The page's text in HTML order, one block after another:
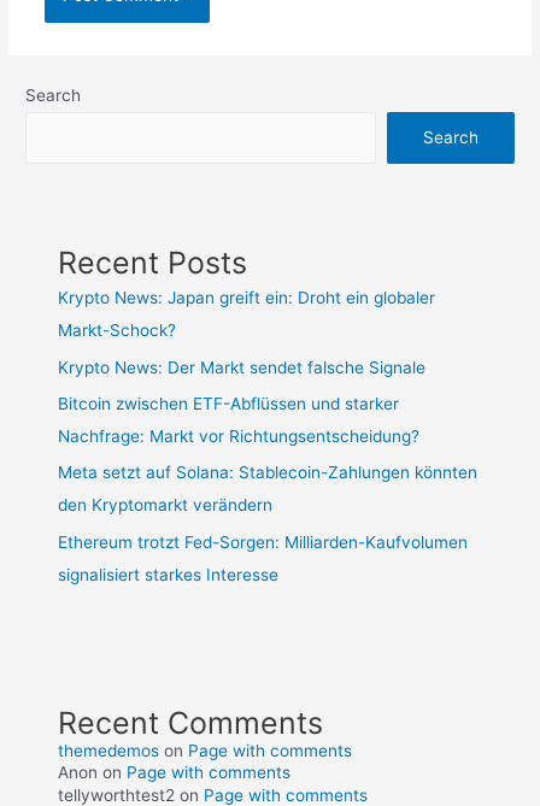
Search
Search
Recent Posts
Krypto News: Japan greift ein: Droht ein globaler
Markt-Schock?
Krypto News: Der Markt sendet falsche Signale
Bitcoin zwischen ETF-Abflüssen und starker
Nachfrage: Markt vor Richtungsentscheidung?
Meta setzt auf Solana: Stablecoin-Zahlungen könnten
den Kryptomarkt verändern
Ethereum trotzt Fed-Sorgen: Milliarden-Kaufvolumen
signalisiert starkes Interesse
Recent Comments
themedemos on Page with comments
Anon on Page with comments
tellyworthtest2 on Page with comments